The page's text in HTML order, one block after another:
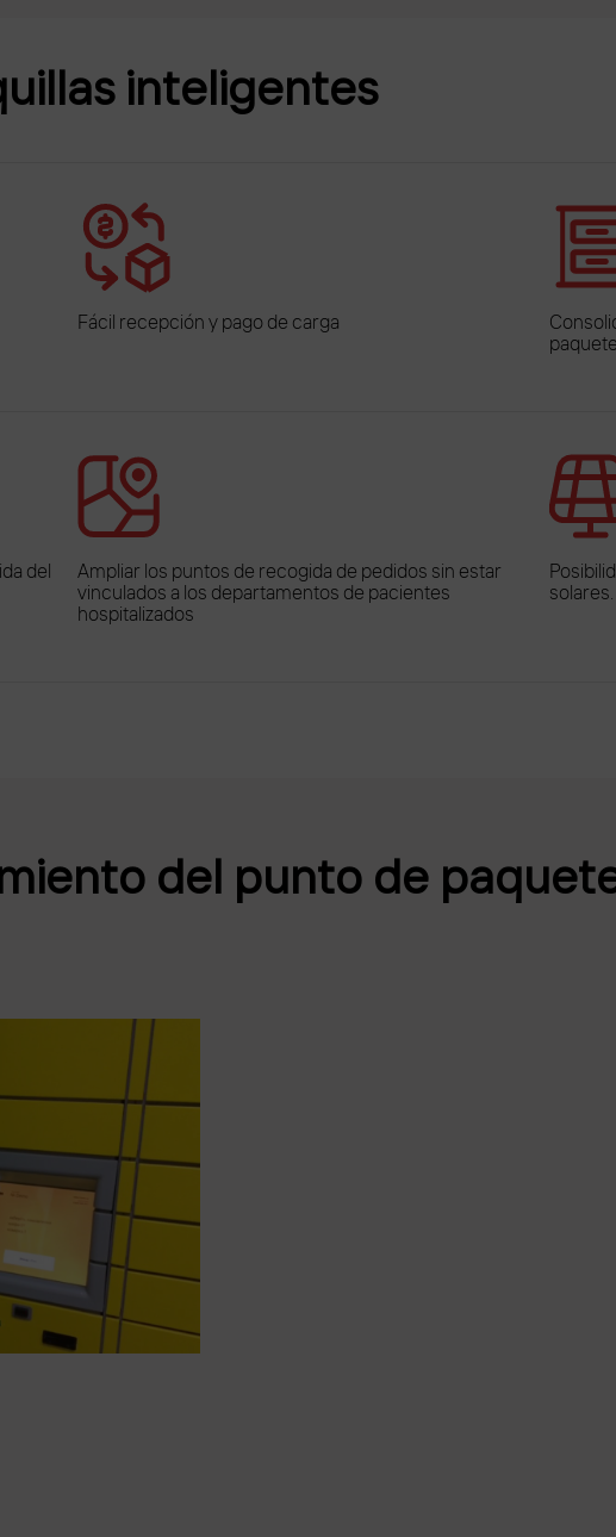
inteligentes
Fácil recepción y pago de carga
del
Ampliar los puntos de recogida de pedidos sin estar
vinculados a los departamentos de pacientes
hospitalizados
solares.
del punto de